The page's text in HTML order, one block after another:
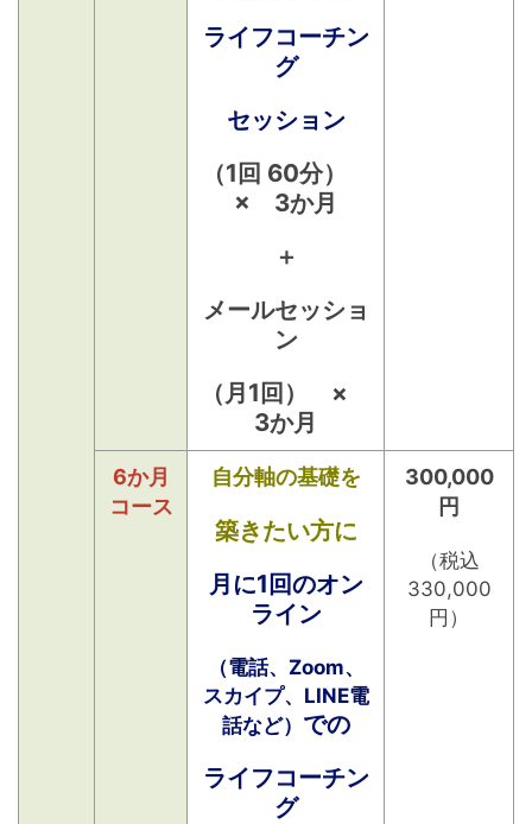
ライフコーチン
グ
セッション
（1回 60分）
× 3か月
＋
メールセッショ
ン
（月1回） ×
3か月
6か月
コース
自分軸の基礎を
築きたい方に
月に1回のオン
ライン
（電話、Zoom、
スカイプ、LINE電
話など） での
ライフコーチン
グ
300,000
円
（税込
330,000
円）